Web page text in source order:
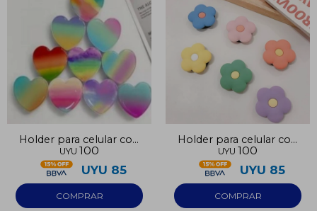
Holder para celular con
diseño corazón
UYU 100
UYU 85
Holder para celular con
diseño flores
UYU 100
UYU 85